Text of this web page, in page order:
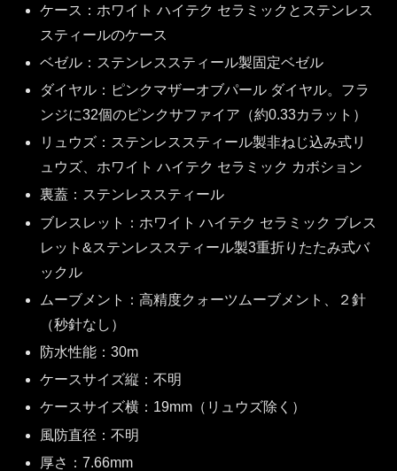
ケース：ホワイト ハイテク セラミックとステンレス
スティールのケース
ベゼル：ステンレススティール製固定ベゼル
ダイヤル：ピンクマザーオブパール ダイヤル。フラ
ンジに32個のピンクサファイア（約0.33カラット）
リュウズ：ステンレススティール製非ねじ込み式リ
ュウズ、ホワイト ハイテク セラミック カボション
裏蓋：ステンレススティール
ブレスレット：ホワイト ハイテク セラミック ブレス
レット&ステンレススティール製3重折りたたみ式バ
ックル
ムーブメント：高精度クォーツムーブメント、２針
（秒針なし）
防水性能：30m
ケースサイズ縦：不明
ケースサイズ横：19mm（リュウズ除く）
風防直径：不明
厚さ：7.66mm